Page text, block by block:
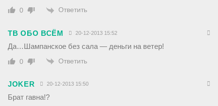
0 Ответить
ТВ ОБО ВСЁМ 20-12-2013 15:52
Да…Шампанское без сала — деньги на ветер!
0 Ответить
JOKER 20-12-2013 15:50
Брат гавна!?